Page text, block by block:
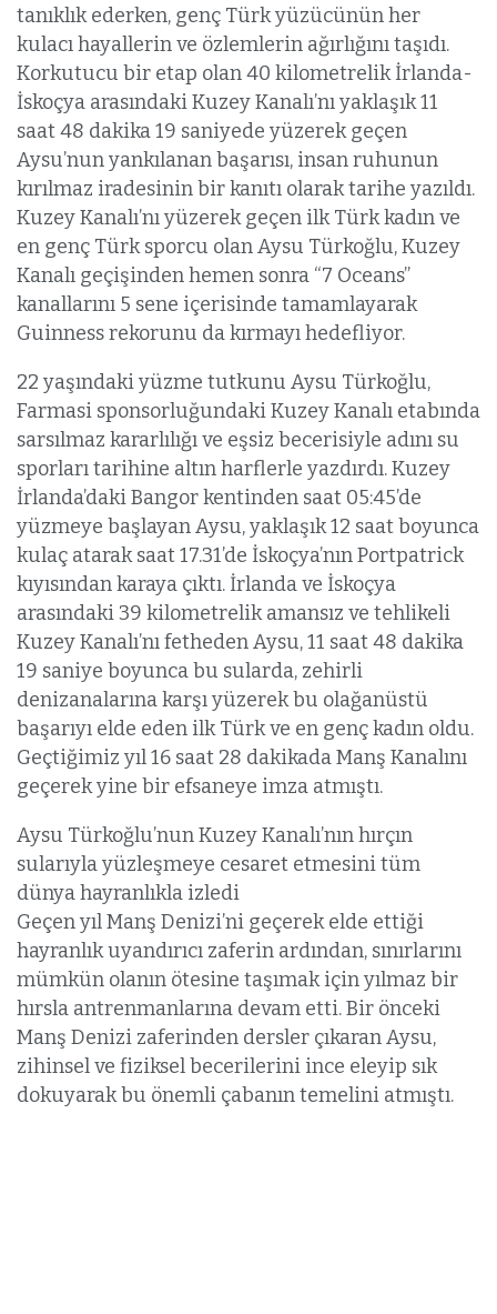
tanıklık ederken, genç Türk yüzücünün her
kulacı hayallerin ve özlemlerin ağırlığını taşıdı.
Korkutucu bir etap olan 40 kilometrelik İrlanda-
İskoçya arasındaki Kuzey Kanalı’nı yaklaşık 11
saat 48 dakika 19 saniyede yüzerek geçen
Aysu’nun yankılanan başarısı, insan ruhunun
kırılmaz iradesinin bir kanıtı olarak tarihe yazıldı.
Kuzey Kanalı’nı yüzerek geçen ilk Türk kadın ve
en genç Türk sporcu olan Aysu Türkoğlu, Kuzey
Kanalı geçişinden hemen sonra “7 Oceans”
kanallarını 5 sene içerisinde tamamlayarak
Guinness rekorunu da kırmayı hedefliyor.
22 yaşındaki yüzme tutkunu Aysu Türkoğlu,
Farmasi sponsorluğundaki Kuzey Kanalı etabında
sarsılmaz kararlılığı ve eşsiz becerisiyle adını su
sporları tarihine altın harflerle yazdırdı. Kuzey
İrlanda’daki Bangor kentinden saat 05:45’de
yüzmeye başlayan Aysu, yaklaşık 12 saat boyunca
kulaç atarak saat 17.31’de İskoçya’nın Portpatrick
kıyısından karaya çıktı. İrlanda ve İskoçya
arasındaki 39 kilometrelik amansız ve tehlikeli
Kuzey Kanalı’nı fetheden Aysu, 11 saat 48 dakika
19 saniye boyunca bu sularda, zehirli
denizanalarına karşı yüzerek bu olağanüstü
başarıyı elde eden ilk Türk ve en genç kadın oldu.
Geçtiğimiz yıl 16 saat 28 dakikada Manş Kanalını
geçerek yine bir efsaneye imza atmıştı.
Aysu Türkoğlu’nun Kuzey Kanalı’nın hırçın
sularıyla yüzleşmeye cesaret etmesini tüm
dünya hayranlıkla izledi
Geçen yıl Manş Denizi’ni geçerek elde ettiği
hayranlık uyandırıcı zaferin ardından, sınırlarını
mümkün olanın ötesine taşımak için yılmaz bir
hırsla antrenmanlarına devam etti. Bir önceki
Manş Denizi zaferinden dersler çıkaran Aysu,
zihinsel ve fiziksel becerilerini ince eleyip sık
dokuyarak bu önemli çabanın temelini atmıştı.